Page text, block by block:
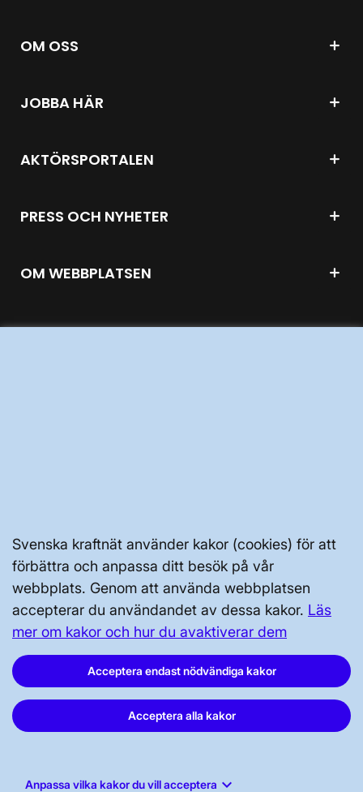
Svenska kraftnät använder kakor (cookies) för att
förbättra och anpassa ditt besök på vår
webbplats. Genom att använda webbplatsen
accepterar du användandet av dessa kakor. Läs
mer om kakor och hur du avaktiverar dem
Acceptera endast nödvändiga kakor
Acceptera alla kakor
Anpassa vilka kakor du vill acceptera keyboard_arrow_down
OM OSS
JOBBA HÄR
AKTÖRSPORTALEN
PRESS OCH NYHETER
OM WEBBPLATSEN
Svenska kraftnät, Box 1200, 172 24
Sundbyberg
Tel: 010-475 80 00
Tillgänglighetsredogörelse